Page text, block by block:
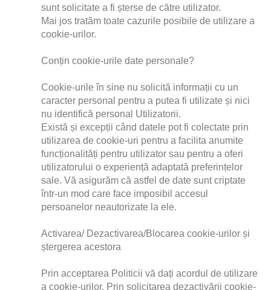
sunt solicitate a fi șterse de către utilizator.
Mai jos tratăm toate cazurile posibile de utilizare a
cookie-urilor.
Conțin cookie-urile date personale?
Cookie-urile în sine nu solicită informații cu un
caracter personal pentru a putea fi utilizate și nici
nu identifică personal Utilizatorii.
Există și excepții când datele pot fi colectate prin
utilizarea de cookie-uri pentru a facilita anumite
funcționalități pentru utilizator sau pentru a oferi
utilizatorului o experiență adaptată preferințelor
sale. Vă asigurăm că astfel de date sunt criptate
într-un mod care face imposibil accesul
persoanelor neautorizate la ele.
Activarea/ Dezactivarea/Blocarea cookie-urilor și
ștergerea acestora
Prin acceptarea Politicii vă dați acordul de utilizare
a cookie-urilor. Prin solicitarea dezactivării cookie-